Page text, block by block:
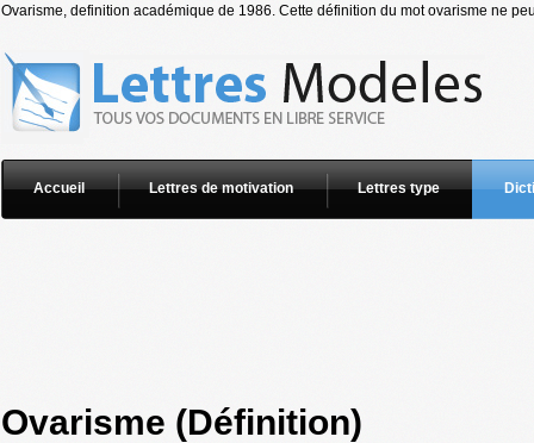
Ovarisme, definition académique de 1986. Cette définition du mot ovarisme ne
Accueil Lettres de motivation Lettres type
Ovarisme (Définition)